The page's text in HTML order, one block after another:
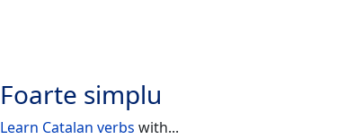
Foarte simplu
Learn Catalan verbs with...